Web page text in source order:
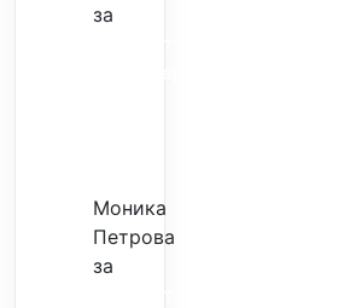
за
Моника
Петрова
за